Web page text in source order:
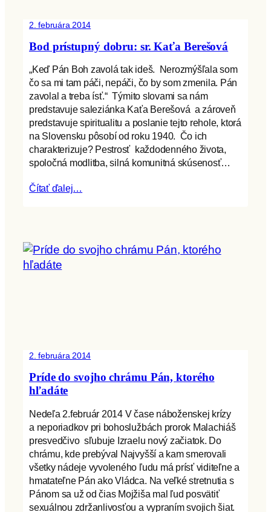
2. februára 2014
Bod prístupný dobru: sr. Kaťa Berešová
„Keď Pán Boh zavolá tak ideš. Nerozmýšľala som
čo sa mi tam páči, nepáči, čo by som zmenila. Pán
zavolal a treba ísť.“ Týmito slovami sa nám
predstavuje saleziánka Kaťa Berešová a zároveň
predstavuje spiritualitu a poslanie tejto rehole, ktorá
na Slovensku pôsobí od roku 1940. Čo ich
charakterizuje? Pestrosť každodenného života,
spoločná modlitba, silná komunitná skúsenosť…
Čítať ďalej…
2. februára 2014
Príde do svojho chrámu Pán, ktorého
hľadáte
Nedeľa 2.február 2014 V čase náboženskej krízy
a neporiadkov pri bohoslužbách prorok Malachiáš
presvedčivo sľubuje Izraelu nový začiatok. Do
chrámu, kde prebýval Najvyšší a kam smerovali
všetky nádeje vyvoleného ľudu má prísť viditeľne a
hmatateľne Pán ako Vládca. Na veľké stretnutia s
Pánom sa už od čias Mojžiša mal ľud posvätiť
sexuálnou zdržanlivosťou a vypraním svojich šiat.